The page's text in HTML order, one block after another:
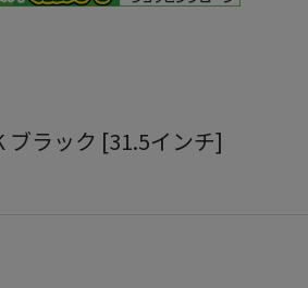
ブラック [31.5インチ]